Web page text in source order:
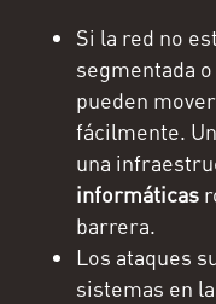
Si la red no
segmentada
pueden
fácilmente.
una
informáticas
barrera.
Los ataques
sistemas en